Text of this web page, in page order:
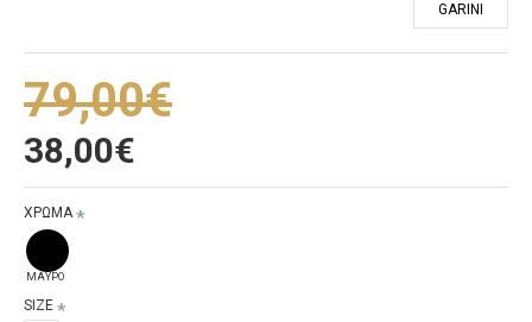
38,00€
79,00€
GARINI
ΧΡΩΜΑ
ΜΑΥΡΟ
SIZE